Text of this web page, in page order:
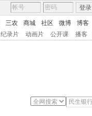
登录
三农 商城 社区 微博 博客
纪录片 动画片 公开课 播客